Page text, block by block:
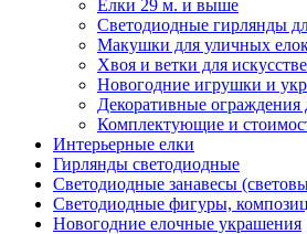
Елки 29 м. и выше
Светодиодные гирлянды
Макушки для уличных
Хвоя и ветки для
Новогодние игрушки и
Декоративные ограждения
Комплектующие и
Интерьерные елки
Гирлянды светодиодные
Светодиодные занавесы
Светодиодные фигуры,
Новогодние елочные украшения